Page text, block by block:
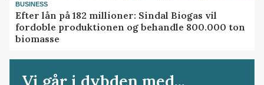
BUSINESS
Efter lån på 182 millioner: Sindal Biogas vil
fordoble produktionen og behandle 800.000 ton
biomasse
Vi går i dybden med...